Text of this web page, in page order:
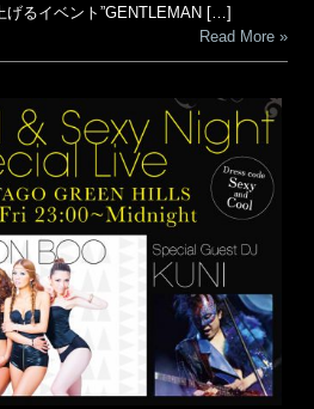
げるイベント”GENTLEMAN […]
Read More